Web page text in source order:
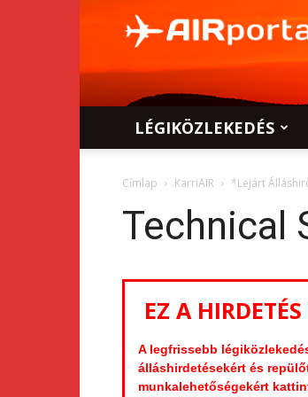
LÉGIKÖZLEKEDÉS
Címlap KarriAIR *Lejárt
Technical
EZ A HIRDETÉS
A legfrissebb
álláshirdetésekért és
munkalehetőségekért